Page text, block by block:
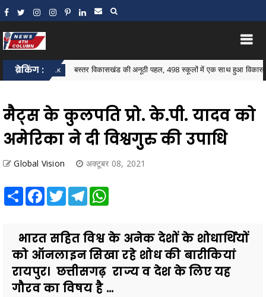
ब्रेकिंग :
Block बस्तर विकासखंड की अनूठी पहल, 498 स्कूलों में एक साथ हुआ विकासखंड स्तरीय
मैट्स के कुलपति प्रो. के.पी. यादव को
अमेरिका ने दी विश्वगुुरु की उपाधि
Global Vision अक्टूबर 08, 2021
Share Facebook
TwitterTelegram
भारत सहित विश्व के अनेक देशों के शोधार्थियों
को ऑनलाइन सिखा रहे शोध की बारीकियां
रायपुर। छत्तीसगढ़ राज्य व देश के लिए यह
गौरव का विषय है ...